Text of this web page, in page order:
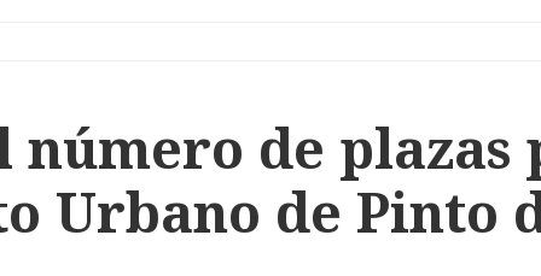
de plazas
Urbano de Pinto